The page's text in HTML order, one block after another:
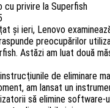
cu privire la Superfish
şi ieri, Lenovo
preocupărilor
Astăzi am luat două
de eliminare
am lansat un
să elimine software-